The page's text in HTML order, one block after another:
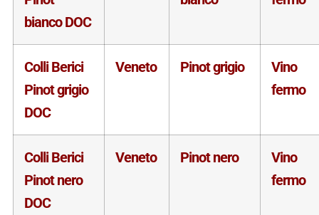
bianco DOC
Colli Berici
Pinot grigio
DOC
Veneto Pinot grigio
Vino
fermo
Colli Berici
Pinot nero
DOC
Veneto Pinot nero
Vino
fermo